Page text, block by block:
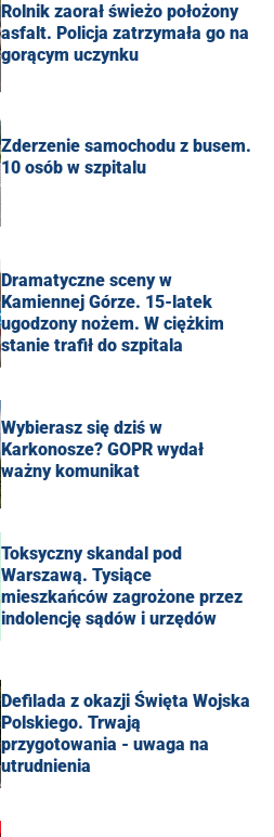
Rolnik zaorał świeżo położony
asfalt. Policja zatrzymała go na
gorącym uczynku
Zderzenie samochodu z busem.
10 osób w szpitalu
Dramatyczne sceny w
Kamiennej Górze. 15-latek
ugodzony nożem. W ciężkim
stanie trafił do szpitala
Wybierasz się dziś w
Karkonosze? GOPR wydał
ważny komunikat
Toksyczny skandal pod
Warszawą. Tysiące
mieszkańców zagrożone przez
indolencję sądów i urzędów
Defilada z okazji Święta Wojska
Polskiego. Trwają
przygotowania - uwaga na
utrudnienia